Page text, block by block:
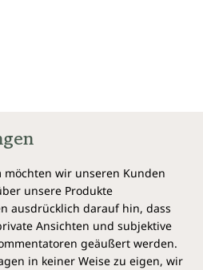
wir unseren Kunden
unsere Produkte
ausdrücklich darauf hin, dass
Ansichten und subjektive
geäußert werden.
in keiner Weise zu eigen, wir